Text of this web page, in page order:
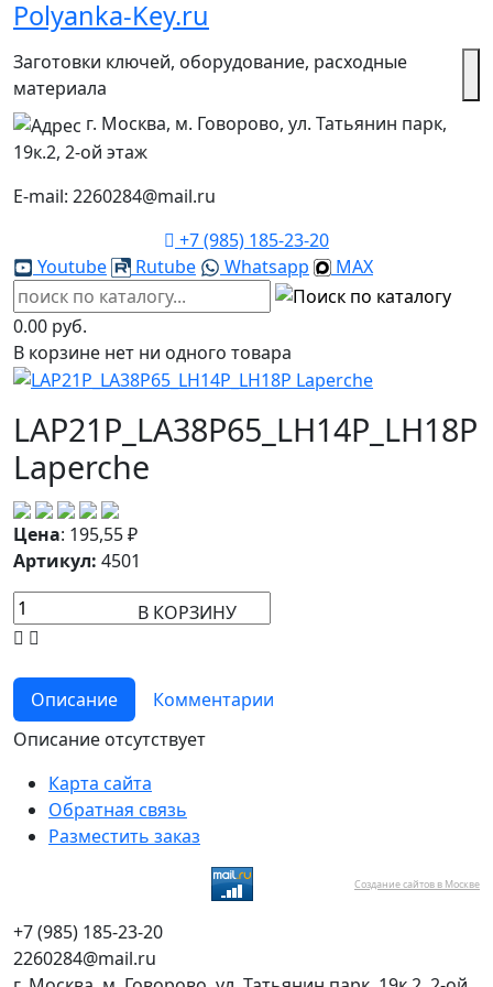
Polyanka-Key.ru
Заготовки ключей, оборудование, расходные
материала
г. Москва, м. Говорово, ул. Татьянин парк,
19к.2, 2-ой этаж
E-mail: 2260284@mail.ru
+7 (985) 185-23-20
Youtube
Rutube Whatsapp MAX
0.00 руб.
В корзине нет ни одного товара
LAP21P_LA38P65_LH14P_LH18P
Laperche
Цена: 195,55₽
Артикул: 4501
В КОРЗИНУ
Описание
Комментарии
Описание отсутствует
Карта сайта
Обратная связь
Разместить заказ
Создание сайтов в Москве
+7 (985) 185-23-20
2260284@mail.ru